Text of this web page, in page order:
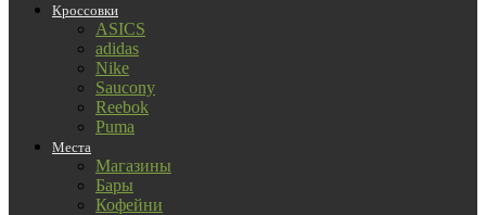
Кроссовки
ASICS
adidas
Nike
Saucony
Reebok
Puma
Места
Магазины
Бары
Кофейни